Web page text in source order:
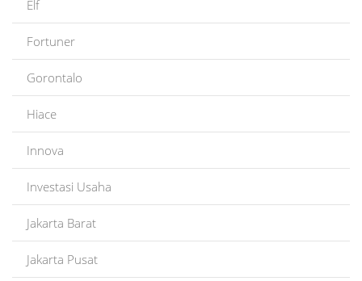
Elf
Fortuner
Gorontalo
Hiace
Innova
Investasi Usaha
Jakarta Barat
Jakarta Pusat